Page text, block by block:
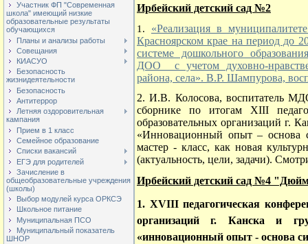
Участник ФП "Современная
школа" имеющий низкие
образовательные результаты
обучающихся
Планы и анализы работы
Совещания
КИАСУО
Безопасность
жизнидеятельности
Безопасность
Антитеррор
Летняя оздоровительная
кампания
Прием в 1 класс
Семейное образование
Списки вакансий
ЕГЭ для родителей
Зачисление в
общеобразовательные учреждения
(школы)
Выбор модулей курса ОРКСЭ
Школьное питание
Муниципальная ПСО
Муниципальный показатель
ШНОР
Ирбейский детский сад №2
1. «Реализация в
Красноярском крае на период до
системе дошкольного
ДОО с учетом духовно-
района, села». В.Р. Шампурова,
2. И.В. Колосова, воспитатель
сборнике по итогам XIII
образовательных организаций г.
«Инновационный опыт – основа
мастер - класс, как новая
(актуальность, цели, задачи).
Ирбейский детский сад №4
1. XVIIIпедагогическая
организаций г. Канска и
«инновационный опыт - основа